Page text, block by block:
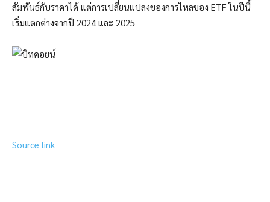
สัมพันธ์กับราคาได้ แต่การเปลี่ยนแปลงของการไหลของ ETF ในปีนี้
เริ่มแตกต่างจากปี 2024 และ 2025
Source link